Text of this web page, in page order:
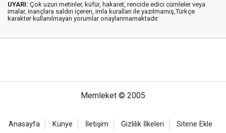
UYARI: Çok uzun metinler, küfür, hakaret, rencide edici cümleler veya
imalar, inançlara saldırı içeren, imla kuralları ile yazılmamış,Türkçe
karakter kullanılmayan yorumlar onaylanmamaktadır.
Memleket © 2005
Anasayfa Künye İletişim Gizlilik İlkeleri Sitene Ekle